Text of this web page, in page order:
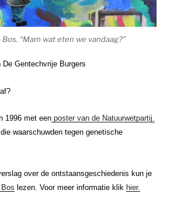
“Mam wat eten we vandaag?”
Gentechvrije Burgers
1996 met een poster van de Natuurwetpartij.
waarschuwden tegen genetische
over de ontstaansgeschiedenis kun je
lezen. Voor meer informatie klik hier.